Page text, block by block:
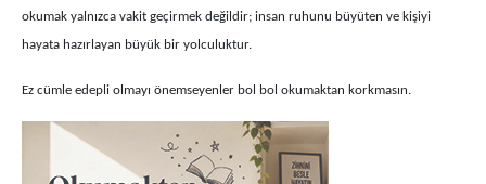
okumak yalnızca vakit geçirmek değildir; insan ruhunu büyüten ve kişiyi
hayata hazırlayan büyük bir yolculuktur.
Ez cümle edepli olmayı önemseyenler bol bol okumaktan korkmasın.